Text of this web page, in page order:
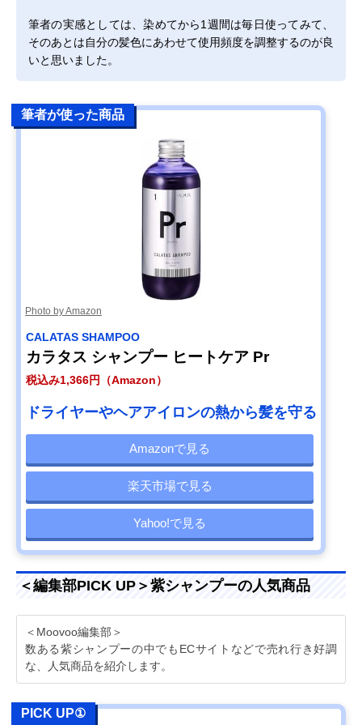
筆者の実感としては、染めてから1週間は毎日使ってみて、
そのあとは自分の髪色にあわせて使用頻度を調整するのが良
いと思いました。
筆者が使った商品
Photo by Amazon
CALATAS SHAMPOO
カラタス シャンプー ヒートケア Pr
税込み1,366円（Amazon）
ドライヤーやヘアアイロンの熱から髪を守る
Amazonで見る
楽天市場で見る
Yahoo!で見る
＜編集部PICK UP＞紫シャンプーの人気商品
＜Moovoo編集部＞
数ある紫シャンプーの中でもECサイトなどで売れ行き好調
な、人気商品を紹介します。
PICK UP①